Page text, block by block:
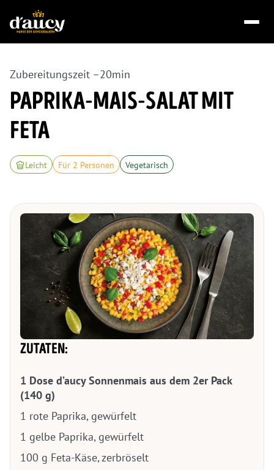
Zubereitungszeit –20min
PAPRIKA-MAIS-SALAT MIT
FETA
Leicht Für 2 Personen Vegetarisch
ZUTATEN:
1 Dose d’aucy Sonnenmais aus dem 2er Pack
(140 g)
1 rote Paprika, gewürfelt
1 gelbe Paprika, gewürfelt
100 g Feta-Käse, zerbröselt